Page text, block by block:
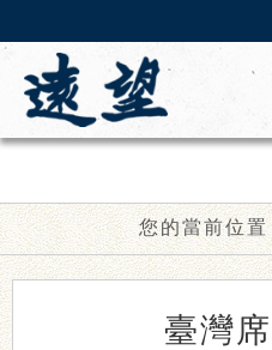
您的當前位
臺灣